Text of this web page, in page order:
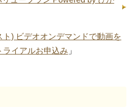
) ビデオオンデマンドで動画を
ライアルお申込み 」